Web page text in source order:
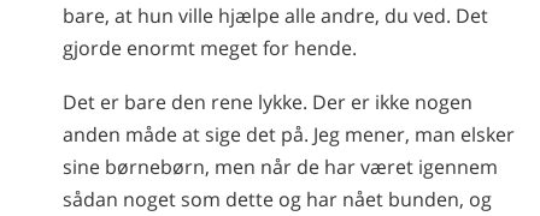
bare, at hun ville hjælpe alle andre, du ved. Det
gjorde enormt meget for hende.
Det er bare den rene lykke. Der er ikke nogen
anden måde at sige det på. Jeg mener, man elsker
sine børnebørn, men når de har været igennem
sådan noget som dette og har nået bunden, og